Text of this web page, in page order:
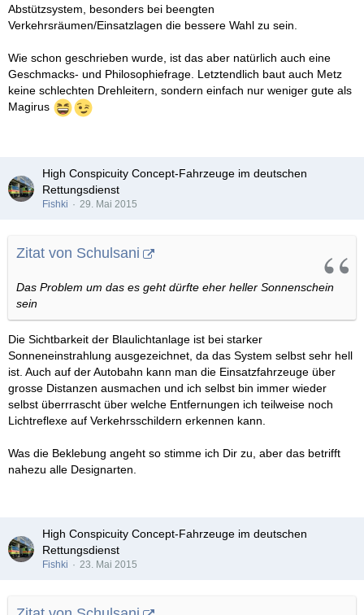
Abstützsystem, besonders bei beengten
Verkehrsräumen/Einsatzlagen die bessere Wahl zu sein.
Wie schon geschrieben wurde, ist das aber natürlich auch eine
Geschmacks- und Philosophiefrage. Letztendlich baut auch Metz
keine schlechten Drehleitern, sondern einfach nur weniger gute als
Magirus
High Conspicuity Concept-Fahrzeuge im deutschen
Rettungsdienst
Fishki 29. Mai 2015
Zitat von Schulsani
Das Problem um das es geht dürfte eher heller Sonnenschein
sein
Die Sichtbarkeit der Blaulichtanlage ist bei starker
Sonneneinstrahlung ausgezeichnet, da das System selbst sehr hell
ist. Auch auf der Autobahn kann man die Einsatzfahrzeuge über
grosse Distanzen ausmachen und ich selbst bin immer wieder
selbst überrrascht über welche Entfernungen ich teilweise noch
Lichtreflexe auf Verkehrsschildern erkennen kann.
Was die Beklebung angeht so stimme ich Dir zu, aber das betrifft
nahezu alle Designarten.
High Conspicuity Concept-Fahrzeuge im deutschen
Rettungsdienst
Fishki 23. Mai 2015